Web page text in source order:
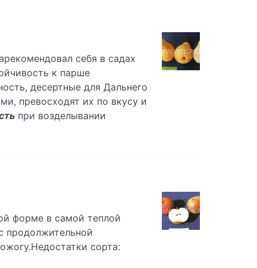
себя в садах
к парше
десертные для Дальнего
превосходят их по вкусу и
при возделывании
форме в самой теплой
продолжительной
сорта: